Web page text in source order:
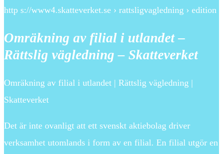
http s://www4.skatteverket.se › rattsligvagledning › edition
Omräkning av filial i utlandet –
Rättslig vägledning – Skatteverket
Omräkning av filial i utlandet | Rättslig vägledning |
Skatteverket
Det är inte ovanligt att ett svenskt aktiebolag driver
verksamhet utomlands i form av en filial. En filial utgör en